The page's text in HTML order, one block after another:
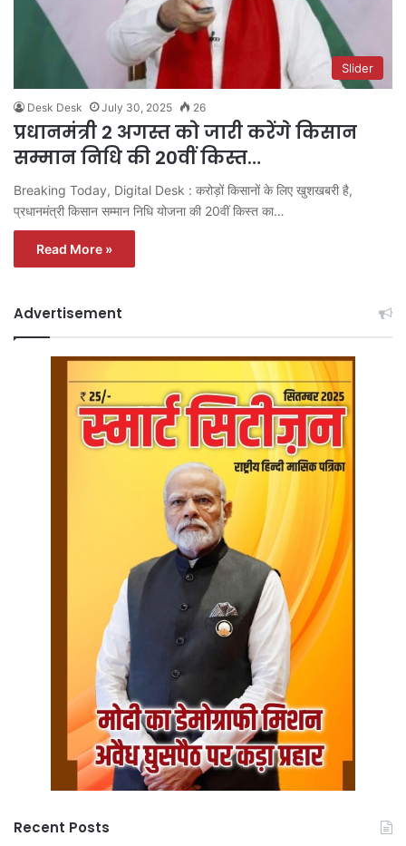
Slider
Desk Desk July 30, 2025 26
प्रधानमंत्री 2 अगस्त को जारी करेंगे किसान
सम्मान निधि की 20वीं किस्त…
Breaking Today, Digital Desk : करोड़ों किसानों के लिए खुशखबरी है,
प्रधानमंत्री किसान सम्मान निधि योजना की 20वीं किस्त का…
Read More »
Advertisement
Recent Posts